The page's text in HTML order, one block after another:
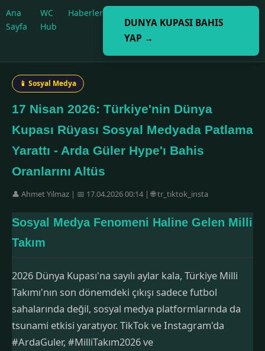
Ana
Sayfa
WC
Hub
Haberler
DUNYA KUPASI BAHIS
YAP →
📱 Sosyal Medya
17 Nisan 2026: Türkiye'nin Dünya
Kupası Rüyası Sosyal Medyada Patlama
Yarattı - Arda Güler Hype'ı Bahis
Oranlarını Altüs
👤 Ahmet Yilmaz | 📅 17.04.2026 00:14 | 🌐 tr_tiktok_insta
Sosyal Medya Fenomeni Haline Gelen Milli
Takım
2026 Dünya Kupası'na sayılı aylar kala, Türkiye Milli
Takımı'nın son dönemdeki çıkışı sadece futbol
sahalarında değil, sosyal medya platformlarında da
tsunami etkisi yaratıyor. TikTok ve Instagram'da
#ArdaGuler, #MilliTakım2026 ve